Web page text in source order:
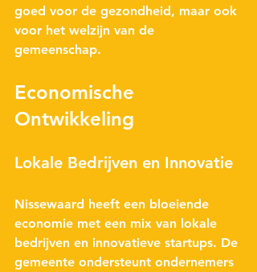
goed voor de gezondheid, maar ook
voor het welzijn van de
gemeenschap.
Economische
Ontwikkeling
Lokale Bedrijven en Innovatie
Nissewaard heeft een bloeiende
economie met een mix van lokale
bedrijven en innovatieve startups. De
gemeente ondersteunt ondernemers